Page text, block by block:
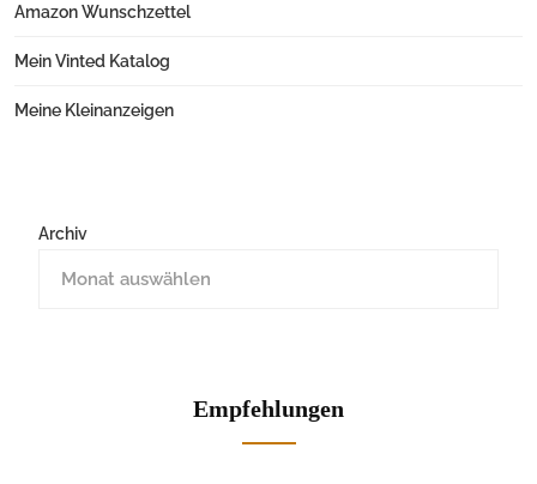
Amazon Wunschzettel
Mein Vinted Katalog
Meine Kleinanzeigen
Archiv
Empfehlungen